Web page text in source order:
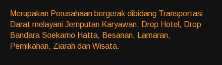
Merupakan Perusahaan bergerak dibidang Transportasi
Darat melayani Jemputan Karyawan, Drop Hotel, Drop
Bandara Soekarno Hatta, Besanan, Lamaran,
Pernikahan, Ziarah dan Wisata.